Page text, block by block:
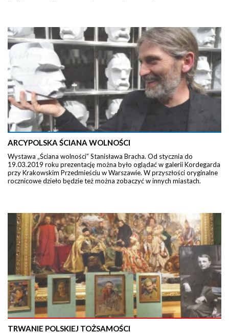
ARCYPOLSKA ŚCIANA WOLNOŚCI
Wystawa „Ściana wolności” Stanisława Bracha. Od stycznia do
19.03.2019 roku prezentację można było oglądać w galerii Kordegarda
przy Krakowskim Przedmieściu w Warszawie. W przyszłości oryginalne
rocznicowe dzieło będzie też można zobaczyć w innych miastach.
TRWANIE POLSKIEJ TOŻSAMOŚCI